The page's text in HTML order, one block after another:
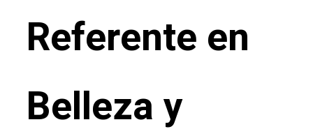
Referente en
Belleza y